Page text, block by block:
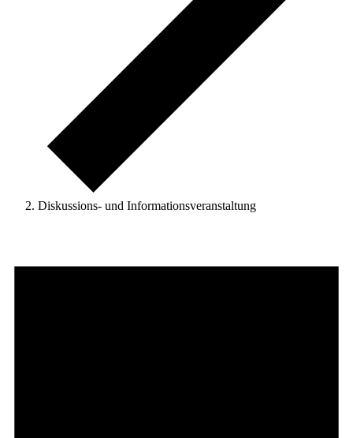
Diskussions- und Informationsveranstaltung